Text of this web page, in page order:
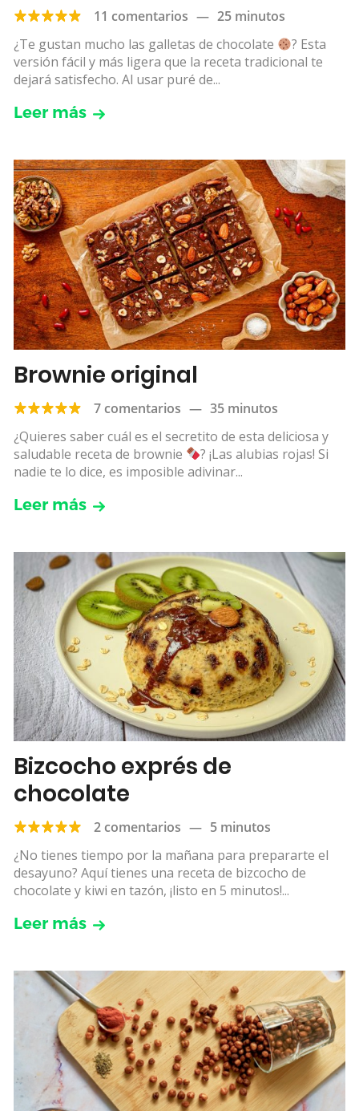
11 comentarios — 25 minutos
¿Te gustan mucho las galletas de chocolate
? Esta
versión fácil y más ligera que la receta tradicional te
dejará satisfecho. Al usar puré de...
Leer más
Brownie original
7 comentarios — 35 minutos
¿Quieres saber cuál es el secretito de esta deliciosa y
saludable receta de brownie
? ¡Las alubias rojas! Si
nadie te lo dice, es imposible adivinar...
Leer más
Bizcocho exprés de
chocolate
2 comentarios — 5 minutos
¿No tienes tiempo por la mañana para prepararte el
desayuno? Aquí tienes una receta de bizcocho de
chocolate y kiwi en tazón, ¡listo en 5 minutos!...
Leer más